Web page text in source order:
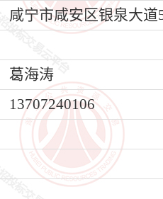
咸宁市咸安区银泉大道
葛海涛
13707240106